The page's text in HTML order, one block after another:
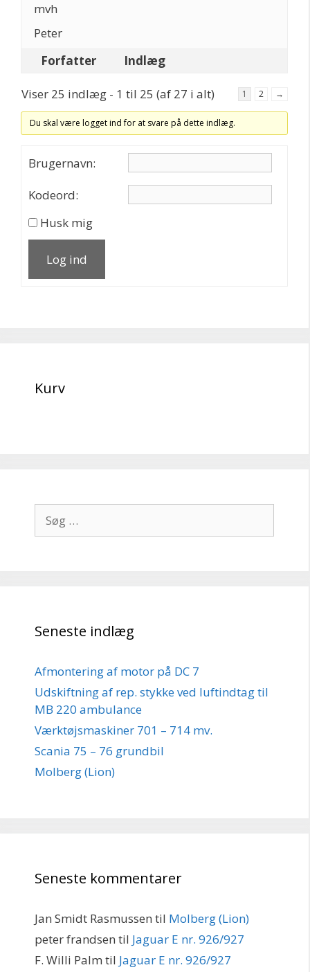
mvh
Peter
Forfatter
Indlæg
Viser 25 indlæg - 1 til 25 (af 27 i alt) 1 2 →
Du skal være logget ind for at svare på dette indlæg.
Brugernavn:
Kodeord:
Husk mig
Log ind
Kurv
efter:
Seneste indlæg
Afmontering af motor på DC 7
Udskiftning af rep. stykke ved luftindtag til
MB 220 ambulance
Værktøjsmaskiner 701 – 714 mv.
Scania 75 – 76 grundbil
Molberg (Lion)
Seneste kommentarer
Jan Smidt Rasmussen til Molberg (Lion)
peter frandsen til Jaguar E nr. 926/927
F. Willi Palm til Jaguar E nr. 926/927